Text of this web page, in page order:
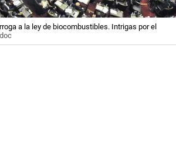
a la ley de biocombustibles. Intrigas por el